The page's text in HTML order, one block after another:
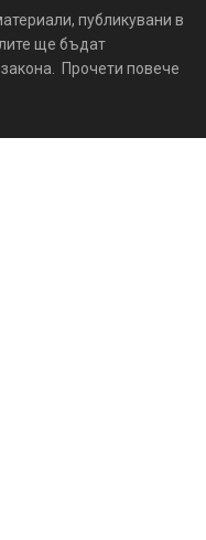
публикувани в
ще бъдат
Прочети повече